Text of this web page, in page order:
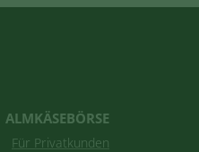
ALMKÄSEBÖRSE
Für Privatkunden